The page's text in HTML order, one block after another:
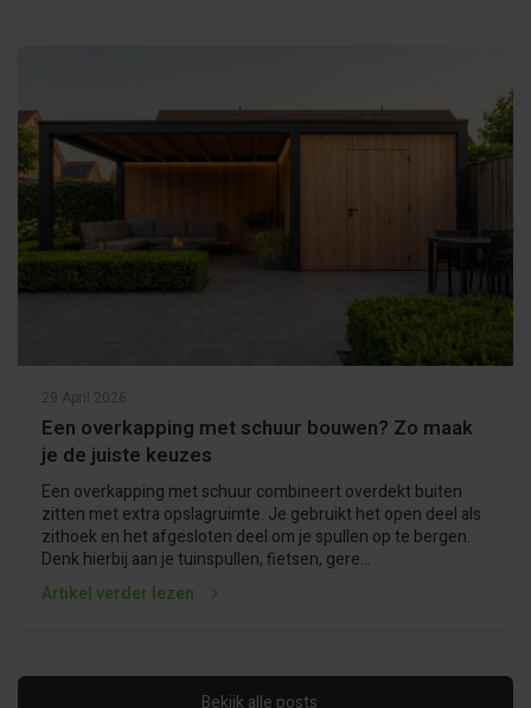
29 April 2026
Een overkapping met schuur bouwen? Zo maak
je de juiste keuzes
Een overkapping met schuur combineert overdekt buiten
zitten met extra opslagruimte. Je gebruikt het open deel als
zithoek en het afgesloten deel om je spullen op te bergen.
Denk hierbij aan je tuinspullen, fietsen, gere...
Artikel verder lezen
Bekijk alle posts